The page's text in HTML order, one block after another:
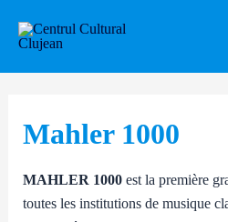
Mahler 1000
MAHLER 1000est la première
toutes les institutions de musique
navigation